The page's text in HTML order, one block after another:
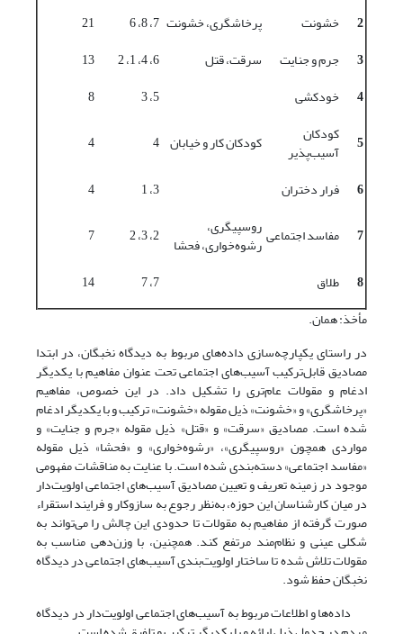
2
خشونت پرخاشگری، خشونت 7، 8، 6
21
3
جرم و جنایت سرقت، قتل 6، 4، 1، 2
13
4
خودکشی 5، 3
8
5
کودکان
آسیب‌‌پذیر کودکان کار و خیابان 4
4
6
فرار دختران 3، 1
4
7
مفاسد اجتماعیروسپیگری،
رشوه‌‌خواری، فحشا 2، 3، 2
7
8
طلاق 7، 7
14
مأخذ: همان.
در راستای یکپارچه‌‌سازی داده‌‌های مربوط به دیدگاه نخبگان، در ابتدا
مصادیق قابل‌ترکیب آسیب‌های اجتماعی تحت عنوان مفاهیم با یکدیگر
ادغام و مقولات عام‌‌تری را تشکیل داد‌‌. در این خصوص، مفاهیم
«پرخاشگری» و «خشونت» ذیل مقوله «خشونت» ترکیب و با یکدیگر ادغام
شده است. مصادیق «سرقت» و «قتل» ذیل مقوله «جرم و جنایت» و
مواردی همچون «روسپیگری»، «رشوه‌‌خواری» و «فحشا» ذیل مقوله
«مفاسد اجتماعی» دسته‌بندی شده است. با عنایت به مناقشات مفهومی
موجود در زمینه تعریف و تعیین مصادیق آسیب‌های اجتماعی اولویت‌‌دار
در میان کارشناسان این حوزه، به‌نظر رجوع به سازوکار و فرایند استقراء
صورت گرفته از مفاهیم به مقولات تا حدودی این چالش را می‌‌تواند به
شکلی عینی و نظام‌‌مند مرتفع کند. همچنین، با وزن‌‌دهی مناسب به
مقولات تلاش شده تا ساختار اولویت‌‌بندی آسیب‌های اجتماعی در دیدگاه
نخبگان حفظ شود.
داده‌‌ها و اطلاعات مربوط به آسیب‌های اجتماعی اولویت‌‌دار در دیدگاه